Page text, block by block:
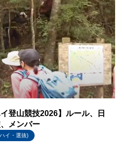
登山競技2026】ルール、日
メンバー
イ・選抜)